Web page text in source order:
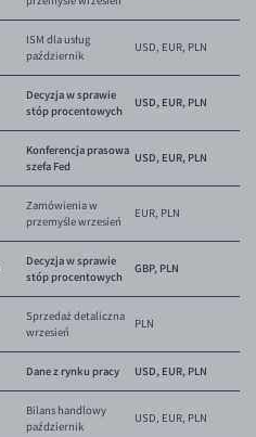
ISM dla usług
październik
USD, EUR, PLN
Decyzja w sprawie
stóp procentowych
USD, EUR, PLN
Konferencja prasowa
szefa Fed
USD, EUR, PLN
Zamówienia w
przemyśle wrzesień
EUR, PLN
Decyzja w sprawie
stóp procentowych
GBP, PLN
Sprzedaż detaliczna
wrzesień
PLN
Dane z rynku pracy USD, EUR, PLN
Bilans handlowy
październik
USD, EUR, PLN